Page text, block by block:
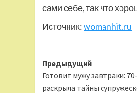
сами себе, так что
Источник:womanhit.ru
Навигация
записи
Предыдущий
Готовит мужу завтраки:
раскрыла тайны